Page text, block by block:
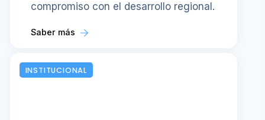
compromiso con el desarrollo regional.
Saber más
INSTITUCIONAL